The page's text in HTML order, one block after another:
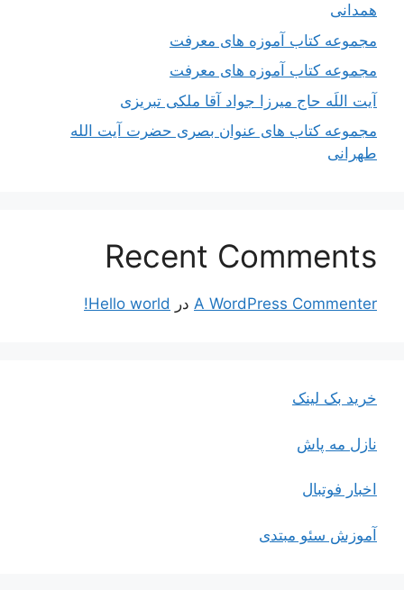
همدانی
مجموعه کتاب آموزه های معرفت
مجموعه کتاب آموزه های معرفت
آیت اللَه حاج میرزا جواد آقا ملکی تبریزی
مجموعه کتاب های عنوان بصری حضرت آیت الله
طهرانی
Recent Comments
A WordPress Commenter در Hello world!
خرید بک لینک
نازل مه پاش
اخبار فوتبال
آموزش سئو مبتدی